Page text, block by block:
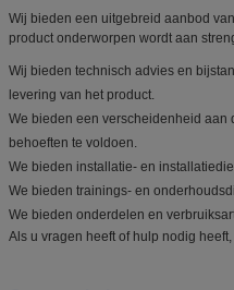
Wij bieden een uitgebreid aanbod
product onderworpen wordt aan
Wij bieden technisch advies en
levering van het product.
We bieden een verscheidenheid aan
behoeften te voldoen.
We bieden installatie- en
We bieden trainings- en
We bieden onderdelen en
Als u vragen heeft of hulp nodig